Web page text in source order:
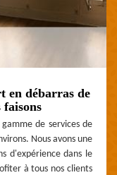
en débarras de
faisons
de services de
Nous avons une
d'expérience dans le
à tous nos clients